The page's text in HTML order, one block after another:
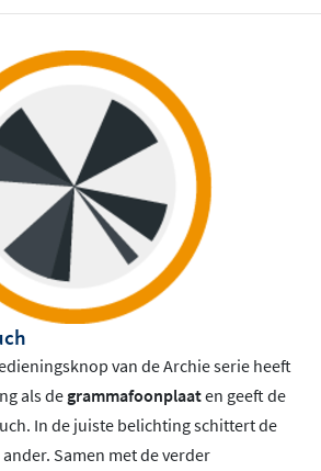
van de Archie serie heeft
als de grammafoonplaaten geeft de
In de juiste belichting schittert de
Samen met de verder